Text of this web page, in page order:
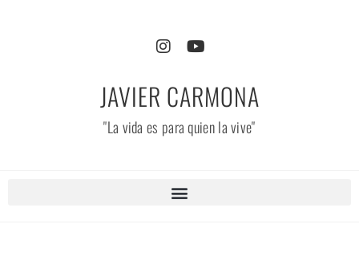
JAVIER CARMONA
"La vida es para quien la vive"